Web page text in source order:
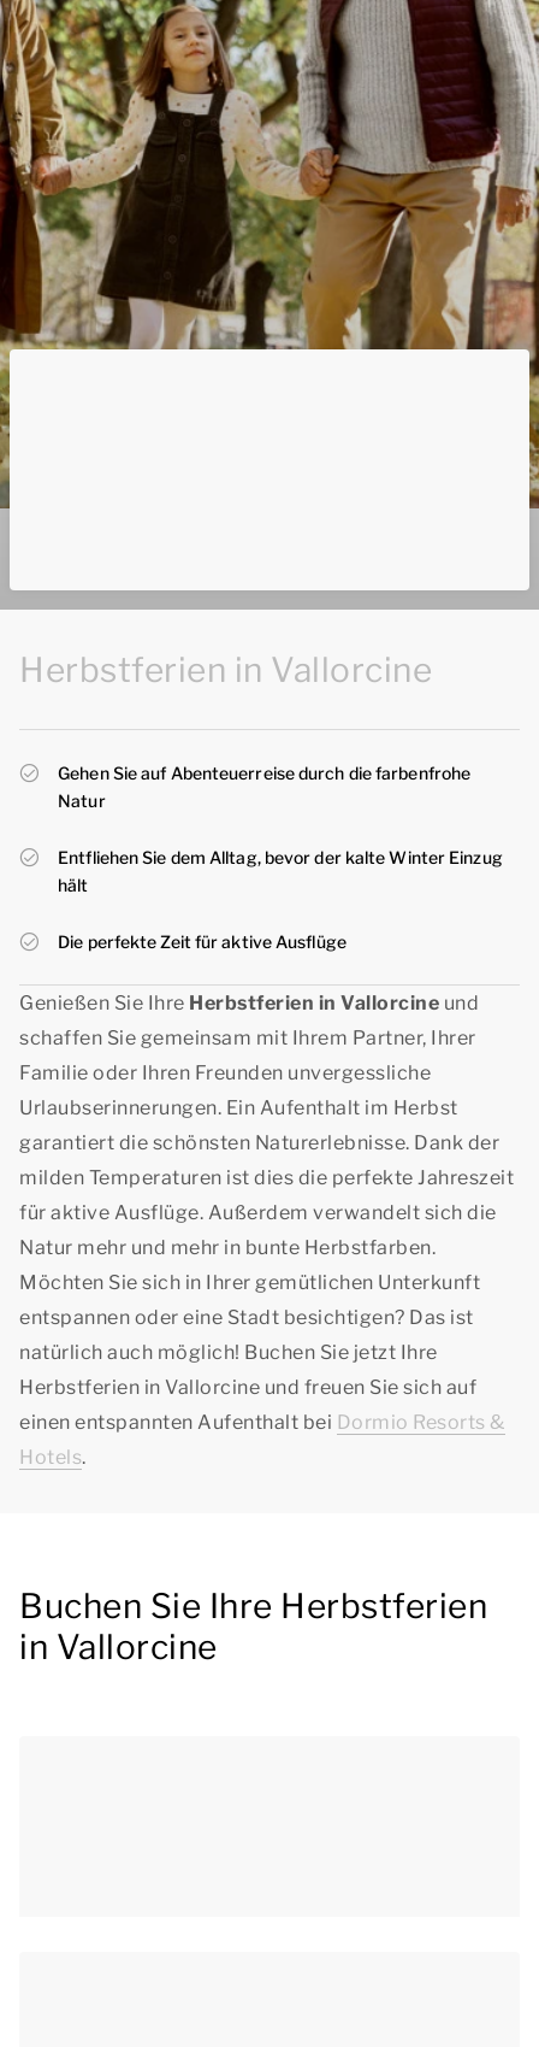
Herbstferien in Vallorcine
Gehen Sie auf Abenteuerreise durch die farbenfrohe
Natur
Entfliehen Sie dem Alltag, bevor der kalte Winter Einzug
hält
Die perfekte Zeit für aktive Ausflüge
Genießen Sie Ihre Herbstferien in Vallorcine und
schaffen Sie gemeinsam mit Ihrem Partner, Ihrer
Familie oder Ihren Freunden unvergessliche
Urlaubserinnerungen. Ein Aufenthalt im Herbst
garantiert die schönsten Naturerlebnisse. Dank der
milden Temperaturen ist dies die perfekte Jahreszeit
für aktive Ausflüge. Außerdem verwandelt sich die
Natur mehr und mehr in bunte Herbstfarben.
Möchten Sie sich in Ihrer gemütlichen Unterkunft
entspannen oder eine Stadt besichtigen? Das ist
natürlich auch möglich! Buchen Sie jetzt Ihre
Herbstferien in Vallorcine und freuen Sie sich auf
einen entspannten Aufenthalt bei Dormio Resorts &
Hotels.
Buchen Sie Ihre Herbstferien
in Vallorcine